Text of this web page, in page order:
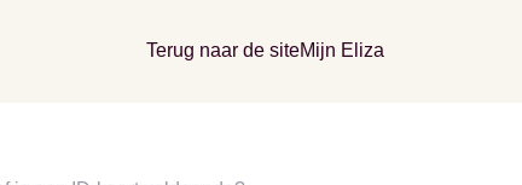
Terug naar de siteMijn Eliza